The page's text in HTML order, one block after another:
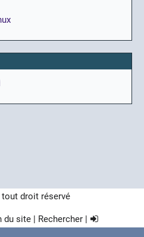
droit réservé
du site| Rechercher|